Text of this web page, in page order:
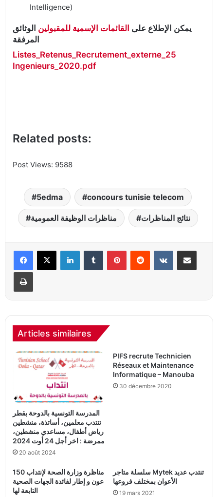
Intelligence)
يمكن الإطلاع على القائمات الإسمية للمقبولين الوثائق
المرفقة
Listes_Retenus_Recrutement_externe_25
Ingenieurs_2020.pdf
Related posts:
Post Views: 9588
5edma concours tunisie telecom
مناظرات الوظيفة العمومية نتائج المناظرات
Articles similaires
المدرسة التونسية بالدوحة بقطر
تنتدب معلمين، أساتذة، منشطين
رياض أطفال، مساعدي منشطين،
ممرضة : اخر أجل 24 أوت 2024
20 août 2024
PIFS recrute Technicien
Réseaux et Maintenance
Informatique – Manouba
30 décembre 2020
مناظرة وزارة الصحة لإنتداب 150
عون و إطار لفائدة الجهات الصحية
التابعة لها
سلسلة متاجر Mytek تنتدب عديد
الأعوان بمختلف فروعها
19 mars 2021